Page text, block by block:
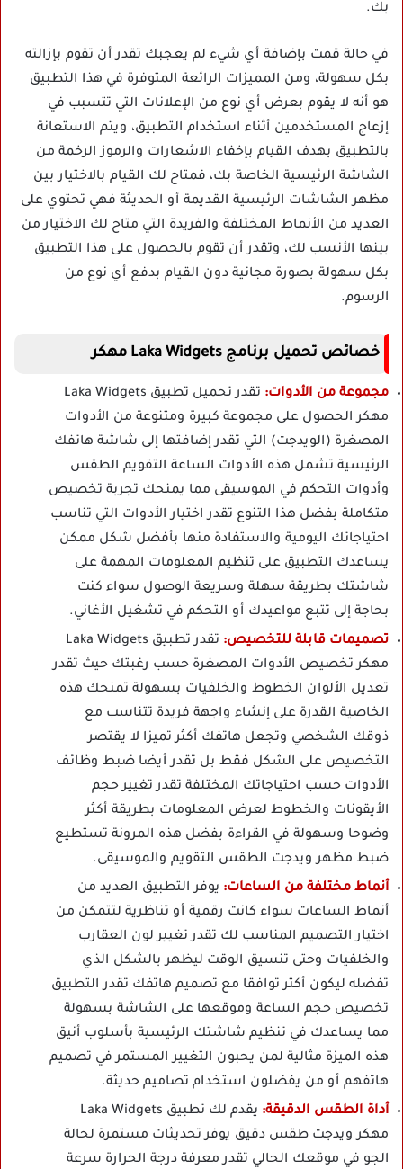
بك.
في حالة قمت بإضافة أي شيء لم يعجبك تقدر أن تقوم بإزالته
بكل سهولة، ومن المميزات الرائعة المتوفرة في هذا التطبيق
هو أنه لا يقوم بعرض أي نوع من الإعلانات التي تتسبب في
إزعاج المستخدمين أثناء استخدام التطبيق، ويتم الاستعانة
بالتطبيق بهدف القيام بإخفاء الاشعارات والرموز الرخمة من
الشاشة الرئيسية الخاصة بك، فمتاح لك القيام بالاختيار بين
مظهر الشاشات الرئيسية القديمة أو الحديثة فهي تحتوي على
العديد من الأنماط المختلفة والفريدة التي متاح لك الاختيار من
بينها الأنسب لك، وتقدر أن تقوم بالحصول على هذا التطبيق
بكل سهولة بصورة مجانية دون القيام بدفع أي نوع من
الرسوم.
خصائص تحميل برنامج Laka Widgets مهكر
مجموعة من الأدوات:
تقدر تحميل تطبيق Laka Widgets
مهكر الحصول على مجموعة كبيرة ومتنوعة من الأدوات
المصغرة (الويدجت) التي تقدر إضافتها إلى شاشة هاتفك
الرئيسية تشمل هذه الأدوات الساعة التقويم الطقس
وأدوات التحكم في الموسيقى مما يمنحك تجربة تخصيص
متكاملة بفضل هذا التنوع تقدر اختيار الأدوات التي تناسب
احتياجاتك اليومية والاستفادة منها بأفضل شكل ممكن
يساعدك التطبيق على تنظيم المعلومات المهمة على
شاشتك بطريقة سهلة وسريعة الوصول سواء كنت
بحاجة إلى تتبع مواعيدك أو التحكم في تشغيل الأغاني.
تصميمات قابلة للتخصيص:
تقدر تطبيق Laka Widgets
مهكر تخصيص الأدوات المصغرة حسب رغبتك حيث تقدر
تعديل الألوان الخطوط والخلفيات بسهولة تمنحك هذه
الخاصية القدرة على إنشاء واجهة فريدة تتناسب مع
ذوقك الشخصي وتجعل هاتفك أكثر تميزا لا يقتصر
التخصيص على الشكل فقط بل تقدر أيضا ضبط وظائف
الأدوات حسب احتياجاتك المختلفة تقدر تغيير حجم
الأيقونات والخطوط لعرض المعلومات بطريقة أكثر
وضوحا وسهولة في القراءة بفضل هذه المرونة تستطيع
ضبط مظهر ويدجت الطقس التقويم والموسيقى.
أنماط مختلفة من الساعات: يوفر التطبيق العديد من
أنماط الساعات سواء كانت رقمية أو تناظرية لتتمكن من
اختيار التصميم المناسب لك تقدر تغيير لون العقارب
والخلفيات وحتى تنسيق الوقت ليظهر بالشكل الذي
تفضله ليكون أكثر توافقا مع تصميم هاتفك تقدر التطبيق
تخصيص حجم الساعة وموقعها على الشاشة بسهولة
مما يساعدك في تنظيم شاشتك الرئيسية بأسلوب أنيق
هذه الميزة مثالية لمن يحبون التغيير المستمر في تصميم
هاتفهم أو من يفضلون استخدام تصاميم حديثة.
أداة الطقس الدقيقة:
يقدم لك تطبيق Laka Widgets
مهكر ويدجت طقس دقيق يوفر تحديثات مستمرة لحالة
الجو في موقعك الحالي تقدر معرفة درجة الحرارة سرعة